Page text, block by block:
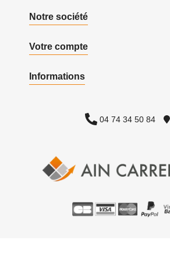
Notre société
Votre compte
Informations
04 74 34 50 84